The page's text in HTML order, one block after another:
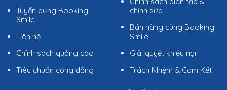
Tuyển dụng Booking
Smile
Liên hệ
Chính sách quảng cáo
Tiêu chuẩn cộng đồng
chỉnh sửa
Bán hàng cùng Booking
Smile
Giải quyết khiếu nại
Trách Nhiệm & Cam Kết